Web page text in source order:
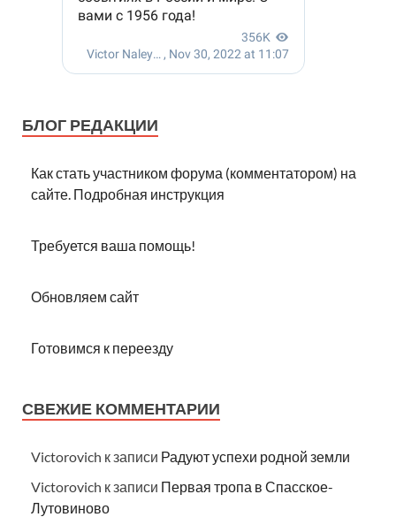
БЛОГ РЕДАКЦИИ
Как стать участником форума (комментатором) на
сайте. Подробная инструкция
Требуется ваша помощь!
Обновляем сайт
Готовимся к переезду
СВЕЖИЕ КОММЕНТАРИИ
Victorovich к записи Радуют успехи родной земли
Victorovich к записи Первая тропа в Спасское-
Лутовиново